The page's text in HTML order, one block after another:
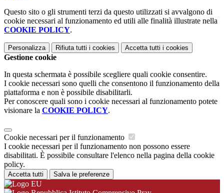
Questo sito o gli strumenti terzi da questo utilizzati si avvalgono di
cookie necessari al funzionamento ed utili alle finalità illustrate nella
COOKIE POLICY.
Personalizza Rifiuta tutti i cookies Accetta tutti i cookies
Gestione cookie
In questa schermata è possibile scegliere quali cookie consentire.
I cookie necessari sono quelli che consentono il funzionamento della
piattaforma e non è possibile disabilitarli.
Per conoscere quali sono i cookie necessari al funzionamento potete
visionare la COOKIE POLICY.
Cookie necessari per il funzionamento
I cookie necessari per il funzionamento non possono essere
disabilitati. È possibile consultare l'elenco nella pagina della cookie
policy.
Accetta tutti Salva le preferenze